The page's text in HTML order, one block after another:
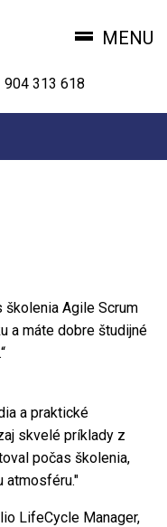
MENU
904 313 618
školenia Agile Scrum
a máte dobre študijné
a praktické
skvelé príklady z
počas školenia,
atmosféru."
LifeCycle Manager,